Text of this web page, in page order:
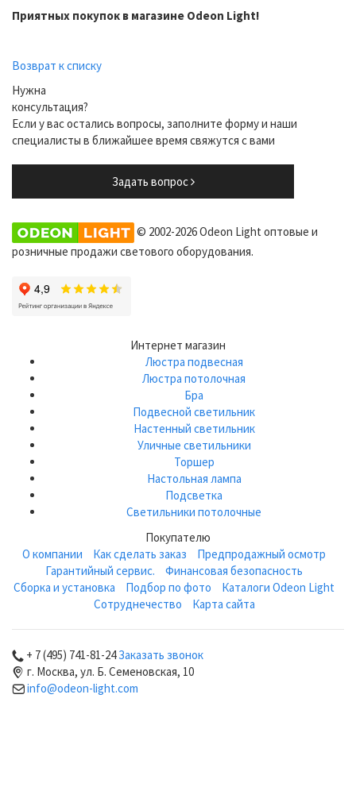
Приятных покупок в магазине Odeon Light!
Возврат к списку
Нужна
консультация?
Если у вас остались вопросы, заполните форму и наши
специалисты в ближайшее время свяжутся с вами
Задать вопрос
© 2002-2026 Odeon Light оптовые и
розничные продажи светового оборудования.
Интернет магазин
Люстра подвесная
Люстра потолочная
Бра
Подвесной светильник
Настенный светильник
Уличные светильники
Торшер
Настольная лампа
Подсветка
Светильники потолочные
Покупателю
О компании
Как сделать заказ
Предпродажный осмотр
Гарантийный сервис.
Финансовая безопасность
Сборка и установка
Подбор по фото
Каталоги Odeon Light
Сотруднечество
Карта сайта
+ 7 (495) 741-81-24Заказать звонок
г. Москва, ул. Б. Семеновская, 10
info@odeon-light.com